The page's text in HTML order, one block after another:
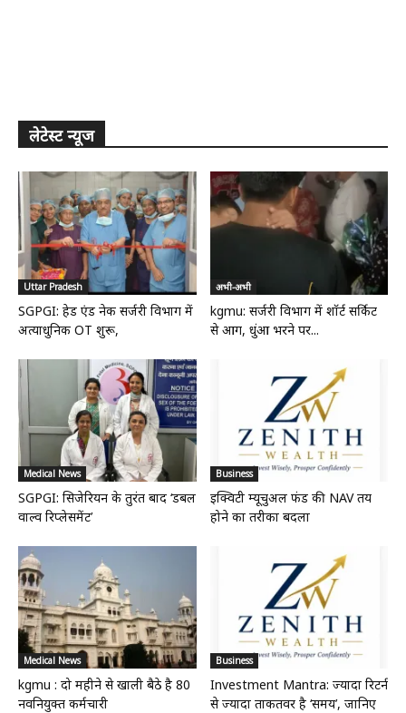
लेटेस्ट न्यूज
Uttar Pradesh
SGPGI: हेड एंड नेक सर्जरी विभाग में
अत्याधुनिक OT शुरू,
अभी-अभी
kgmu: सर्जरी विभाग में शॉर्ट सर्किट
से आग, धुंआ भरने पर...
Medical News
SGPGI: सिजेरियन के तुरंत बाद ‘डबल
वाल्व रिप्लेसमेंट’
Business
इक्विटी म्यूचुअल फंड की NAV तय
होने का तरीका बदला
Medical News
kgmu : दो महीने से खाली बैठे है 80
नवनियुक्त कर्मचारी
Business
Investment Mantra: ज्यादा रिटर्न
से ज्यादा ताकतवर है ‘समय’, जानिए